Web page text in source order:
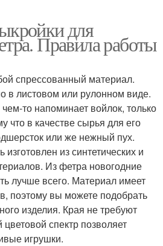
для
Правила работы
спрессованный материал.
в листовом или рулонном виде.
то напоминает войлок, только
что в качестве сырья для его
или же нежный пух.
из синтетических и
Из фетра новогодние
лучше всего. Материал имеет
поэтому вы можете подобрать
изделия. Края не требуют
спектр позволяет
игрушки.